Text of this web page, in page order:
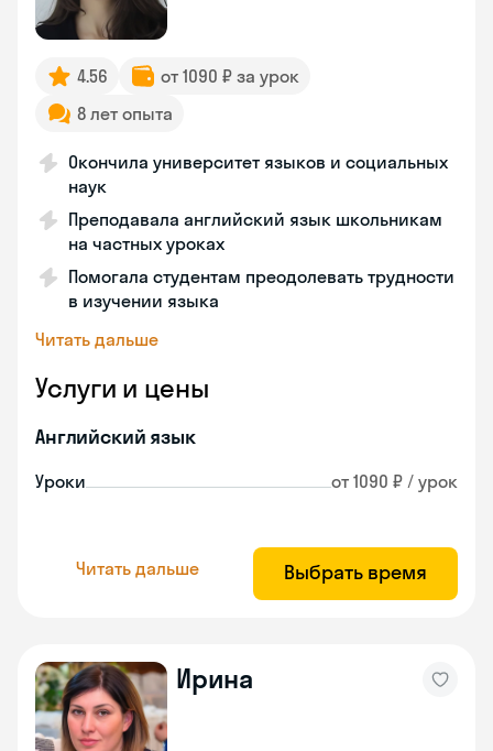
4.56
от 1090 ₽ за урок
8 лет опыта
Окончила университет языков и социальных
наук
Преподавала английский язык школьникам
на частных уроках
Помогала студентам преодолевать трудности
в изучении языка
Читать дальше
Услуги и цены
Английский язык
Уроки от 1090 ₽ / урок
Читать дальше Выбрать время
Ирина